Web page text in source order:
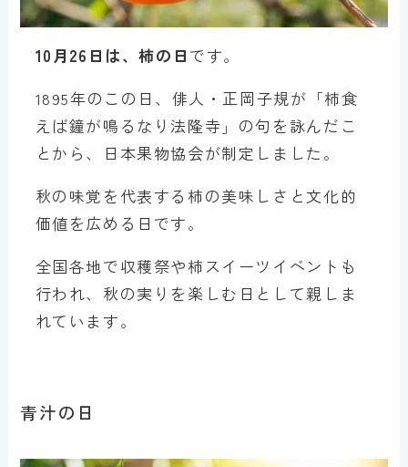
10月26日は、柿の日 です。
1895年のこの日、俳人・正岡子規が「柿食
えば鐘が鳴るなり法隆寺」の句を詠んだこ
とから、日本果物協会が制定しました。
秋の味覚を代表する柿の美味しさと文化的
価値を広める日です。
全国各地で収穫祭や柿スイーツイベントも
行われ、秋の実りを楽しむ日として親しま
れています。
青汁の日